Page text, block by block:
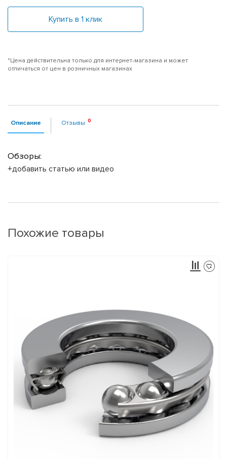
Купить в 1 клик
*Цена действительна только для интернет-магазина и может
отличаться от цен в розничных магазинах
Описание Отзывы
Обзоры:
+добавить статью или видео
Похожие товары